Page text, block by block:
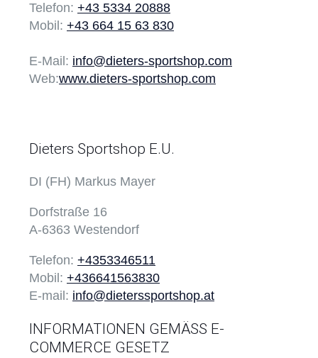
Telefon: +43 5334 20888
Mobil: +43 664 15 63 830
E-Mail: info@dieters-sportshop.com
Web:www.dieters-sportshop.com
Dieters Sportshop E.U.
DI (FH) Markus Mayer
Dorfstraße 16
A-6363 Westendorf
Telefon: +4353346511
Mobil: +436641563830
E-mail: info@dieterssportshop.at
INFORMATIONEN GEMÄSS E-
COMMERCE GESETZ